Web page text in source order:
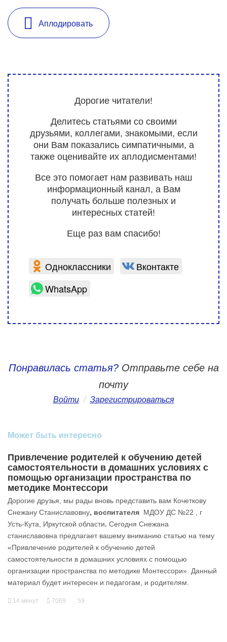
Аплодировать
Дорогие читатели!
Делитесь статьями со своими
друзьями, коллегами, знакомыми, если
они Вам показались симпатичными, а
также оценивайте их аплодисментами!
Все это помогает нам развивать наш
информационный канал, а Вам
получать больше полезных и
интересных статей!
Еще раз вам спасибо!
Одноклассники
Вконтакте
WhatsApp
Понравилась статья?Отправьте себе на
почту
Войти / Зарегистрироваться
Может быть интересно
Привлечение родителей к обучению детей
самостоятельности в домашних условиях с
помощью организации пространства по
методике Монтессори
Дорогие друзья, мы рады вновь представить вам Кочеткову
Снежану Станиславовну, воспитателя МДОУ ДС №22 , г
Усть-Кута, Иркутской области. Сегодня Снежана
станиславовна предлагает вашему вниманию статью на тему
«Привлечение родителей к обучению детей
самостоятельности в домашних условиях с помощью
организации пространства по методике Монтессори». Данный
материал будет интересен и педагогам, и родителям.
14 минут 7069 59